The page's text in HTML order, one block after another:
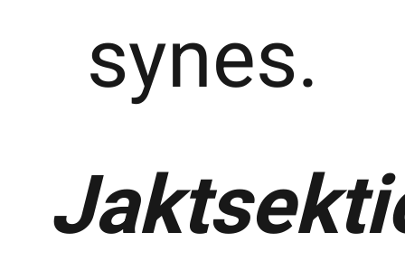
synes.